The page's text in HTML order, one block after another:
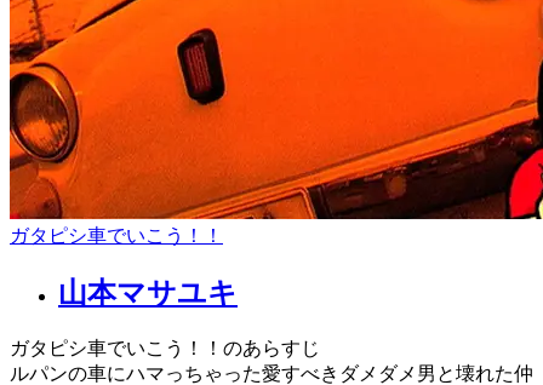
ガタピシ車でいこう！！
山本マサユキ
ガタピシ車でいこう！！のあらすじ
ルパンの車にハマっちゃった愛すべきダメダメ男と壊れた仲